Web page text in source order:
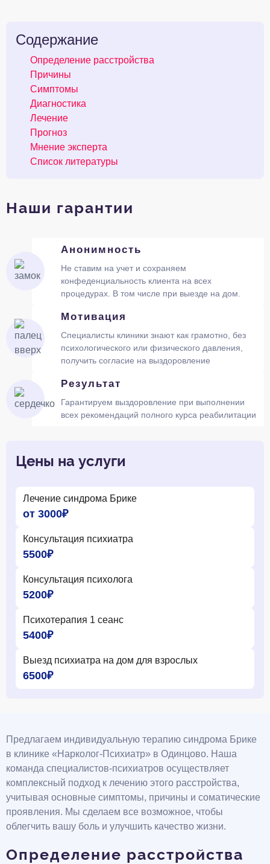
Содержание
Определение расстройства
Причины
Симптомы
Диагностика
Лечение
Прогноз
Мнение эксперта
Список литературы
Наши гарантии
Анонимность
Не ставим на учет и сохраняем
конфеденциальность клиента на всех
процедурах. В том числе при выезде на дом.
Мотивация
Специалисты клиники знают как грамотно, без
психологического или физического давления,
получить согласие на выздоровление
Результат
Гарантируем выздоровление при выполнении
всех рекомендаций полного курса реабилитации
Цены на услуги
Лечение синдрома Брике
от 3000₽
Консультация психиатра
5500₽
Консультация психолога
5200₽
Психотерапия 1 сеанс
5400₽
Выезд психиатра на дом для взрослых
6500₽
Предлагаем индивидуальную терапию синдрома Брике
в клинике «Нарколог-Психиатр» в Одинцово. Наша
команда специалистов-психиатров осуществляет
комплексный подход к лечению этого расстройства,
учитывая основные симптомы, причины и соматические
проявления. Мы сделаем все возможное, чтобы
облегчить вашу боль и улучшить качество жизни.
Определение расстройства